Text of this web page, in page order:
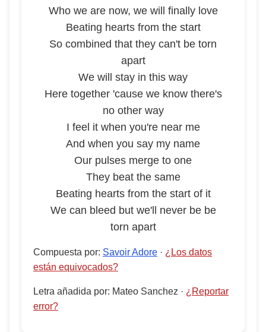
Who we are now, we will finally love
Beating hearts from the start
So combined that they can't be torn
apart
We will stay in this way
Here together 'cause we know there's
no other way
I feel it when you're near me
And when you say my name
Our pulses merge to one
They beat the same
Beating hearts from the start of it
We can bleed but we'll never be be
torn apart
Compuesta por: Savoir Adore · ¿Los datos
están equivocados?
Letra añadida por: Mateo Sanchez · ¿Reportar
error?